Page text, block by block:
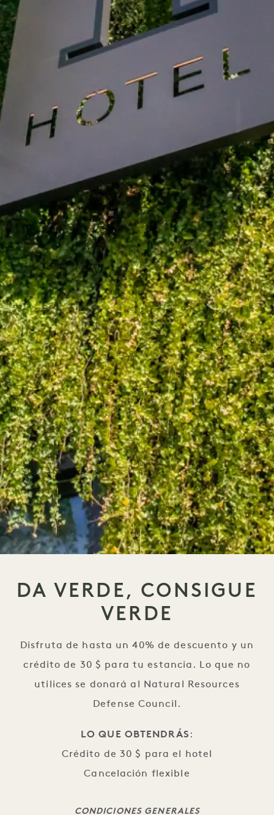
DA VERDE, CONSIGUE
VERDE
Disfruta de hasta un 40% de descuento y un
crédito de 30 $ para tu estancia. Lo que no
utilices se donará al Natural Resources
Defense Council.
LO QUE OBTENDRÁS :
Crédito de 30 $ para el hotel
Cancelación flexible
CONDICIONES GENERALES